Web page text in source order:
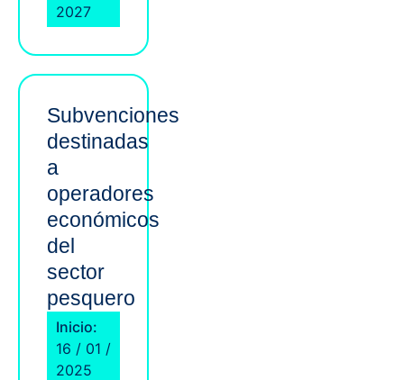
2027
Subvenciones
destinadas
a
operadores
económicos
del
sector
pesquero
Inicio:
16 / 01 /
2025